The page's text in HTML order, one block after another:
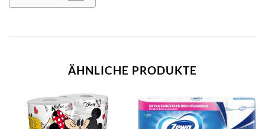
ÄHNLICHE PRODUKTE